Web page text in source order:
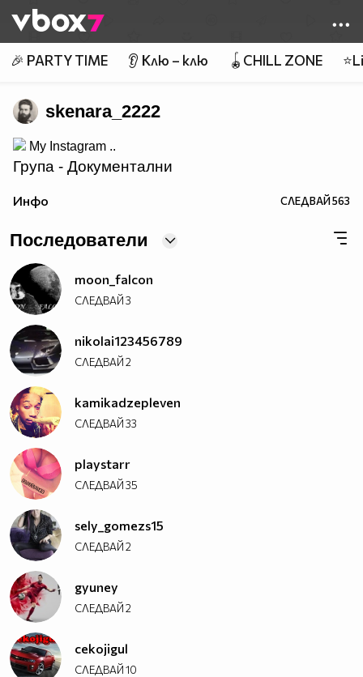
👾
🎉 PARTY TIME 👂 Клю – клю 🪀CHILL ZONE
skenara_2222
My Instagram ..
Група - Документални
Филми!
Инфо СЛЕДВАЙ563
Последователи
moon_falcon
СЛЕДВАЙ3
nikolai123456789
СЛЕДВАЙ2
kamikadzepleven
СЛЕДВАЙ33
playstarr
СЛЕДВАЙ35
sely_gomezs15
СЛЕДВАЙ2
gyuney
СЛЕДВАЙ2
cekojigul
СЛЕДВАЙ10